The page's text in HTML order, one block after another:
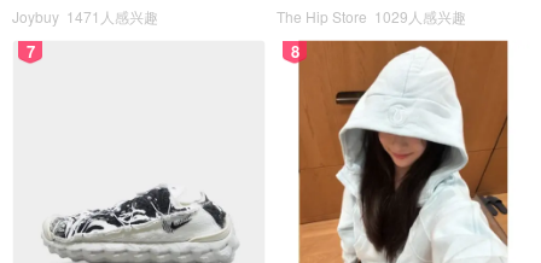
Joybuy 1471人感兴趣 The Hip Store 1029人感兴趣
7 8